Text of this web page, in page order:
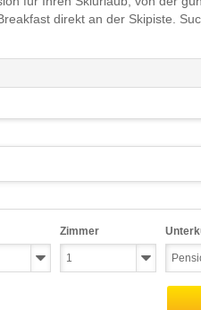
direkt an der Skipiste.
Zimmer